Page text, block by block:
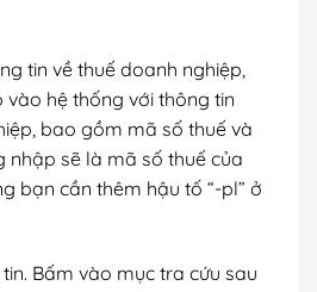
tin về thuế doanh nghiệp,
hệ thống với thông tin
bao gồm mã số thuế và
nhập sẽ là mã số thuế của
bạn cần thêm hậu tố “-pl” ở
Bấm vào mục tra cứu sau